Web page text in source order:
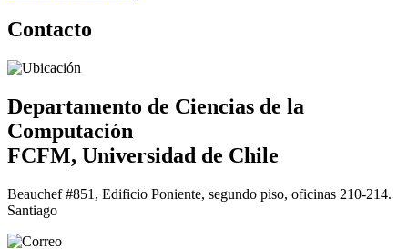
Contacto
Departamento de Ciencias de la
Computación
FCFM, Universidad de Chile
Beauchef #851, Edificio Poniente, segundo piso, oficinas 210-214.
Santiago